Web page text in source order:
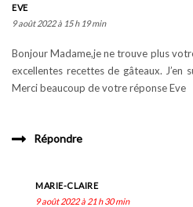
EVE
9 août 2022 à 15 h 19 min
Bonjour Madame,je ne trouve plus
excellentes recettes de gâteaux. J’en
Merci beaucoup de votre réponse Eve
Répondre
MARIE-CLAIRE
9 août 2022 à 21 h 30 min